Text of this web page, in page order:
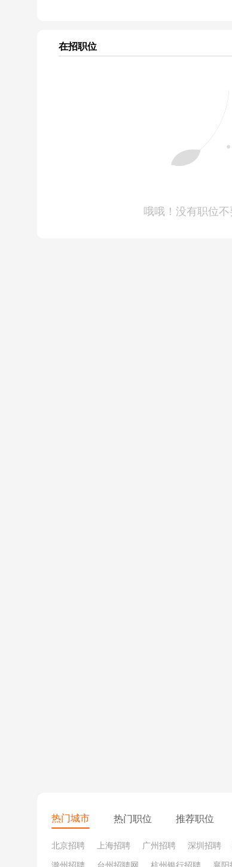
别人休假，自己逢年过节要在岗留守；
在招职位
哦哦！没有职位
热门城市 热门职位 推荐职位
北京招聘 上海招聘 广州招聘 深圳招聘